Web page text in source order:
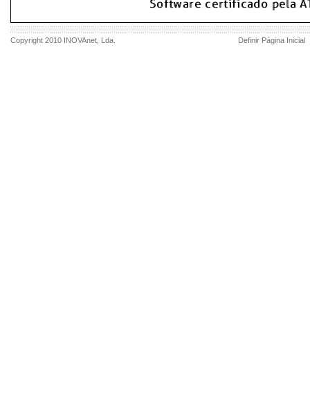
Copyright 2010 INOVAnet , Lda. Definir Página Inicial